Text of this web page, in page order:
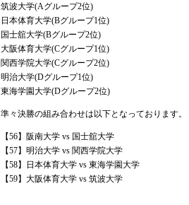
筑波大学(Aグループ2位)
日本体育大学(Bグループ1位)
国士舘大学(Bグループ2位)
大阪体育大学(Cグループ1位)
関西学院大学(Cグループ2位)
明治大学(Dグループ1位)
東海学園大学(Dグループ2位)
準々決勝の組み合わせは以下となっております。
【56】阪南大学 vs 国士舘大学
【57】明治大学 vs 関西学院大学
【58】日本体育大学 vs 東海学園大学
【59】大阪体育大学 vs 筑波大学